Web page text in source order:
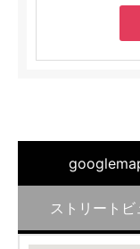
ストリートビ